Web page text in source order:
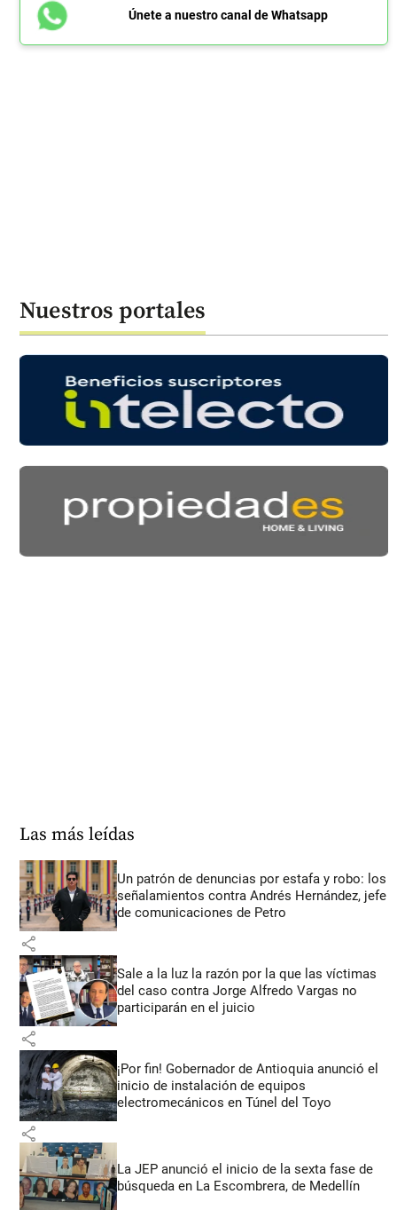
Únete a nuestro canal de Whatsapp
Nuestros portales
Las más leídas
Un patrón de denuncias por estafa y robo: los
señalamientos contra Andrés Hernández, jefe
de comunicaciones de Petro
share
Sale a la luz la razón por la que las víctimas
del caso contra Jorge Alfredo Vargas no
participarán en el juicio
share
¡Por fin! Gobernador de Antioquia anunció el
inicio de instalación de equipos
electromecánicos en Túnel del Toyo
share
La JEP anunció el inicio de la sexta fase de
búsqueda en La Escombrera, de Medellín